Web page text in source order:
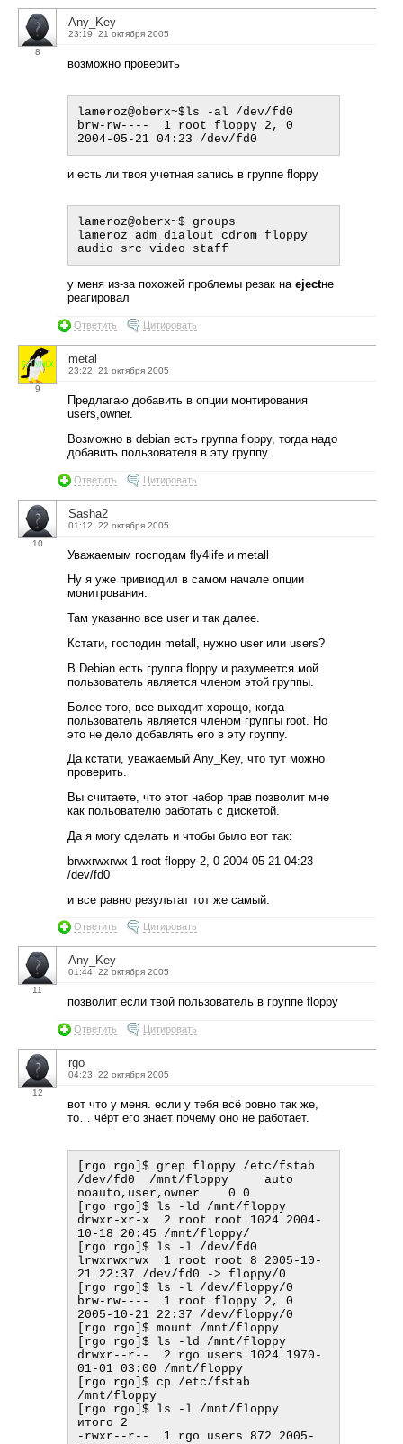
8
Any_Key
23:19, 21 октября 2005
возможно проверить
lameroz@oberx~$ls -al /dev/fd0
brw-rw----  1 root floppy 2, 0
и есть ли твоя учетная запись в группе floppy
lameroz@oberx~$ groups
lameroz adm dialout cdrom floppy
у меня из-за похожей проблемы резак на ejectне
реагировал
Ответить Цитировать
9
metal
23:22, 21 октября 2005
Предлагаю добавить в опции монтирования
users,owner.
Возможно в debian есть группа floppy, тогда надо
добавить пользователя в эту группу.
Ответить Цитировать
10
Sasha2
01:12, 22 октября 2005
Уважаемым господам fly4life и metall
Ну я уже привиодил в самом начале опции
монитрования.
Там указанно все user и так далее.
Кстати, господин metall, нужно user или users?
В Debian есть группа floppy и разумеется мой
пользователь является членом этой группы.
Более того, все выходит хорощо, когда
пользователь является членом группы root. Но
это не дело добавлять его в эту группу.
Да кстати, уважаемый Any_Key, что тут можно
проверить.
Вы считаете, что этот набор прав позволит мне
как польователю работать с дискетой.
Да я могу сделать и чтобы было вот так:
brwxrwxrwx 1 root floppy 2, 0 2004-05-21 04:23
/dev/fd0
и все равно результат тот же самый.
Ответить Цитировать
11
Any_Key
01:44, 22 октября 2005
позволит если твой пользователь в группе floppy
Ответить Цитировать
12
rgo
04:23, 22 октября 2005
вот что у меня. если у тебя всё ровно так же,
то… чёрт его знает почему оно не работает.
[rgo rgo]$ grep floppy /etc/fstab
/dev/fd0  /mnt/floppy     auto
noauto,user,owner    0 0
[rgo rgo]$ ls -ld /mnt/floppy
drwxr-xr-x  2 root root 1024 2004-
10-18 20:45 /mnt/floppy/
[rgo rgo]$ ls -l /dev/fd0
lrwxrwxrwx  1 root root 8 2005-10-
21 22:37 /dev/fd0 -> floppy/0
[rgo rgo]$ ls -l /dev/floppy/0
brw-rw----  1 root floppy 2, 0
2005-10-21 22:37 /dev/floppy/0
[rgo rgo]$ mount /mnt/floppy
[rgo rgo]$ ls -ld /mnt/floppy
drwxr--r--  2 rgo users 1024 1970-
01-01 03:00 /mnt/floppy
[rgo rgo]$ cp /etc/fstab
/mnt/floppy
[rgo rgo]$ ls -l /mnt/floppy
итого 2
-rwxr--r--  1 rgo users 872 2005-